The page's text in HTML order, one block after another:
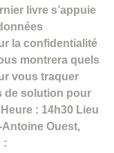
livre s’appuie
la confidentialité
montrera quels
vous traquer
de solution pour
: 14h30 Lieu
Antoine Ouest,
: